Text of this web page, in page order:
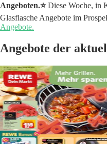
Angeboten.⭐️Diese Woche, in
Glasflasche Angebote im
Angebote.
Angebote der